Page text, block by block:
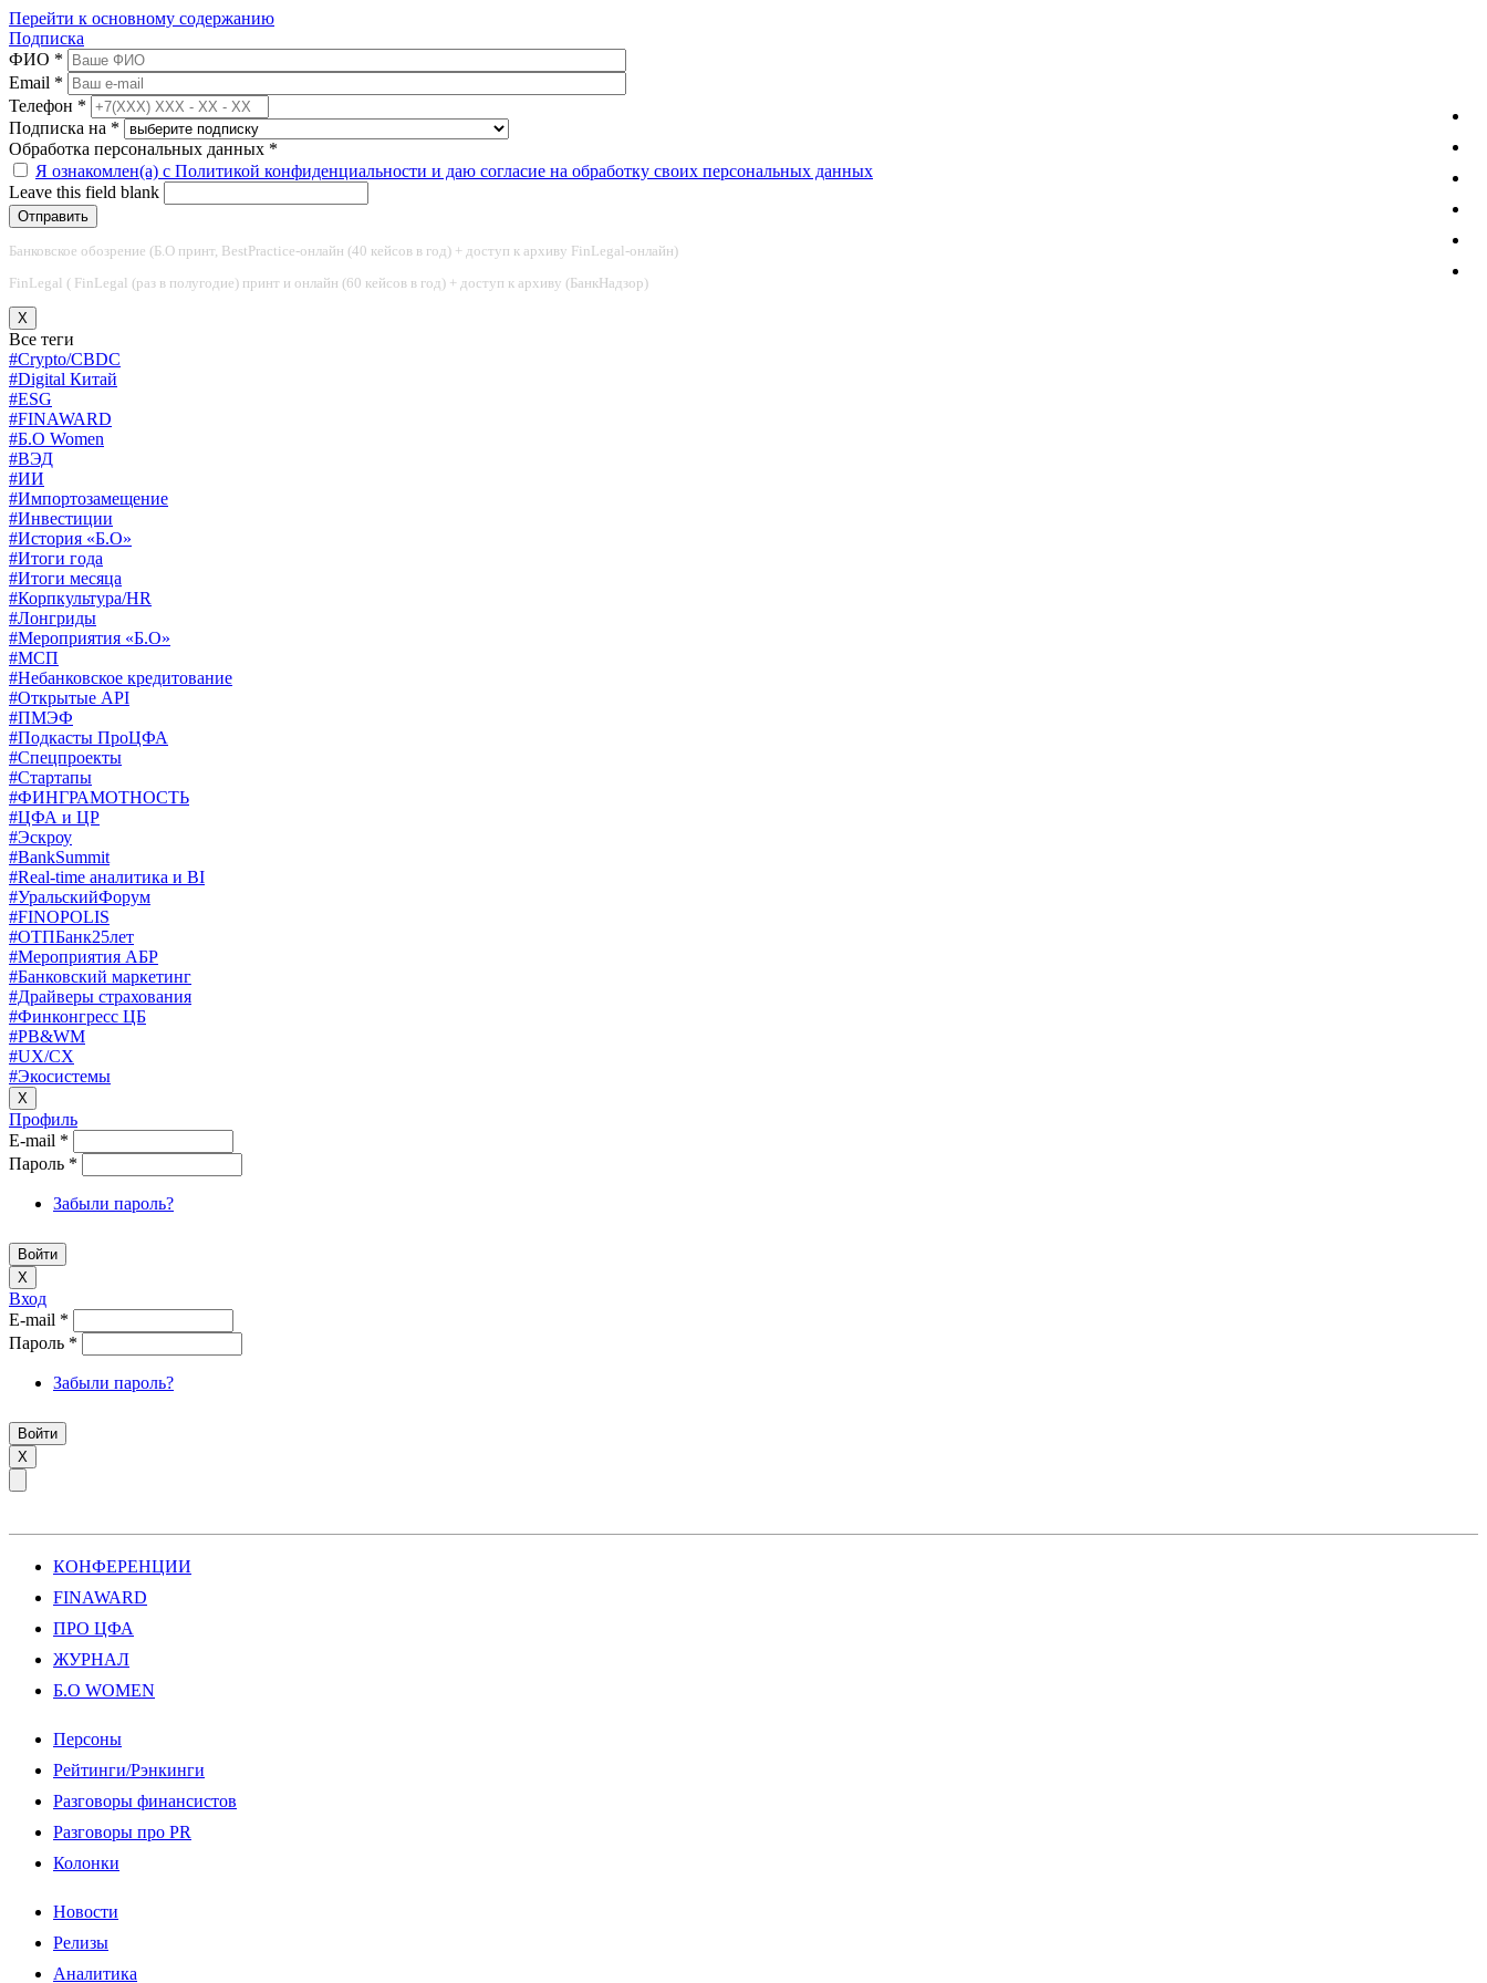
Перейти к основному содержанию
Подписка
ФИО *
Email *
Телефон *
Подписка на *
Обработка персональных данных *
Я ознакомлен(а) с Политикой конфиденциальности и даю согласие на обработку своих персональных данных
Leave this field blank
Банковское обозрение (Б.О принт, BestPractice-онлайн (40 кейсов в год) + доступ к архиву FinLegal-онлайн)
FinLegal ( FinLegal (раз в полугодие) принт и онлайн (60 кейсов в год) + доступ к архиву (БанкНадзор)
X
Все теги
#Crypto/CBDC
#Digital Китай
#ESG
#FINAWARD
#Б.О Women
#ВЭД
#ИИ
#Импортозамещение
#Инвестиции
#История «Б.О»
#Итоги года
#Итоги месяца
#Корпкультура/HR
#Лонгриды
#Мероприятия «Б.О»
#МСП
#Небанковское кредитование
#Открытые API
#ПМЭФ
#Подкасты ПроЦФА
#Спецпроекты
#Стартапы
#ФИНГРАМОТНОСТЬ
#ЦФА и ЦР
#Эскроу
#BankSummit
#Real-time аналитика и BI
#УральскийФорум
#FINOPOLIS
#ОТПБанк25лет
#Мероприятия АБР
#Банковский маркетинг
#Драйверы страхования
#Финконгресс ЦБ
#PB&WM
#UX/CX
#Экосистемы
X
Профиль
E-mail *
Пароль *
Забыли пароль?
X
Вход
E-mail *
Пароль *
Забыли пароль?
X
КОНФЕРЕНЦИИ
FINAWARD
ПРО ЦФА
ЖУРНАЛ
Б.О WOMEN
Персоны
Рейтинги/Рэнкинги
Разговоры финансистов
Разговоры про PR
Колонки
Новости
Релизы
Аналитика